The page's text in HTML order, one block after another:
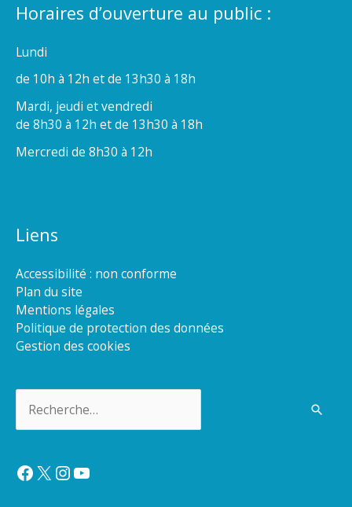
Horaires d’ouverture au public :
Lundi
de 10h à 12h et de 13h30 à 18h
Mardi, jeudi et vendredi
de 8h30 à 12h et de 13h30 à 18h
Mercredi de 8h30 à 12h
Liens
Accessibilité : non conforme
Plan du site
Mentions légales
Politique de protection des données
Gestion des cookies
Facebook
X Instagram
YouTube